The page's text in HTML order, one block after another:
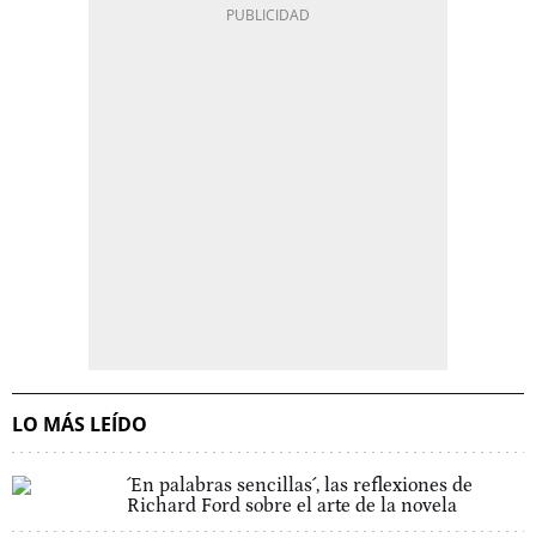
LO MÁS LEÍDO
´En palabras sencillas´, las reflexiones de
Richard Ford sobre el arte de la novela